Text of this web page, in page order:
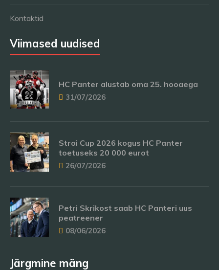
Kontaktid
Viimased uudised
HC Panter alustab oma 25. hooaega
31/07/2026
Stroi Cup 2026 kogus HC Panter
toetuseks 20 000 eurot
26/07/2026
Petri Skrikost saab HC Panteri uus
peatreener
08/06/2026
Järgmine mäng